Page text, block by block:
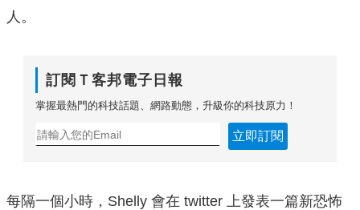
人。
訂閱Ｔ客邦電子日報
掌握最熱門的科技話題、網路動態，升級你的科技原力！
立即訂閱
每隔一個小時，Shelly 會在 twitter 上發表一篇新恐怖